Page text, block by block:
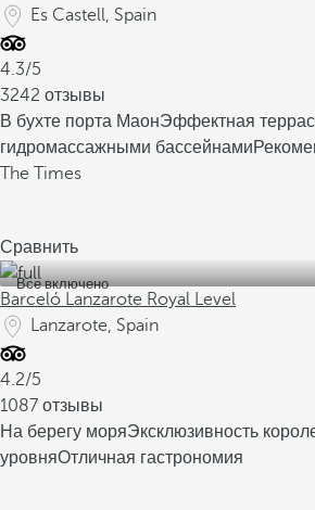
Es Castell, Spain
4.3/5
3242 отзывы
В бухте порта МаонЭффектная
гидромассажными бассейнами
The Times
Сравнить
Все включено
Barceló Lanzarote Royal Level
Lanzarote, Spain
4.2/5
1087 отзывы
На берегу моряЭксклюзивность
уровняОтличная гастрономия